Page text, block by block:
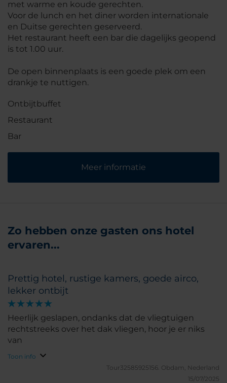
met warme en koude gerechten.
Voor de lunch en het diner worden internationale
en Duitse gerechten geserveerd.
Het restaurant heeft een bar die dagelijks geopend
is tot 1.00 uur.
De open binnenplaats is een goede plek om een
drankje te nuttigen.
Ontbijtbuffet
Restaurant
Bar
Meer informatie
Zo hebben onze gasten ons hotel
ervaren...
Prettig hotel, rustige kamers, goede airco,
lekker ontbijt
Heerlijk geslapen, ondanks dat de vliegtuigen
rechtstreeks over het dak vliegen, hoor je er niks
van
Toon info
Tour32585925156. Obdam, Nederland
15/07/2025